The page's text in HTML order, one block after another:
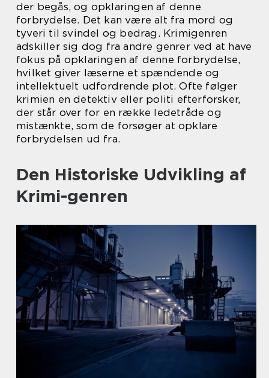
der begås, og opklaringen af denne
forbrydelse. Det kan være alt fra mord og
tyveri til svindel og bedrag. Krimigenren
adskiller sig dog fra andre genrer ved at have
fokus på opklaringen af denne forbrydelse,
hvilket giver læserne et spændende og
intellektuelt udfordrende plot. Ofte følger
krimien en detektiv eller politi efterforsker,
der står over for en række ledetråde og
mistænkte, som de forsøger at opklare
forbrydelsen ud fra.
Den Historiske Udvikling af
Krimi-genren